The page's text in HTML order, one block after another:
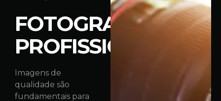
FOTOGRAFIA
PROFISSIONAL
Imagens de
qualidade são
fundamentais para